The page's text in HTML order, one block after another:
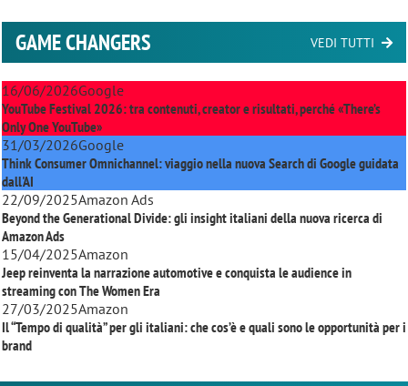
GAME CHANGERS VEDI TUTTI
16/06/2026Google
YouTube Festival 2026: tra contenuti, creator e risultati, perché «There’s
Only One YouTube»
31/03/2026Google
Think Consumer Omnichannel: viaggio nella nuova Search di Google guidata
dall'AI
22/09/2025Amazon Ads
Beyond the Generational Divide: gli insight italiani della nuova ricerca di
Amazon Ads
15/04/2025Amazon
Jeep reinventa la narrazione automotive e conquista le audience in
streaming conThe Women Era
27/03/2025Amazon
Il “Tempo di qualità” per gli italiani: che cos’è e quali sono le opportunità per i
brand